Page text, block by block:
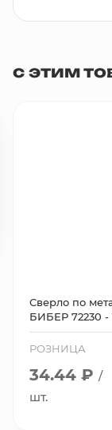
с этим
Сверло по
БИБЕР 72230 -
РОЗНИЦА
34.44 ₽ /
шт.